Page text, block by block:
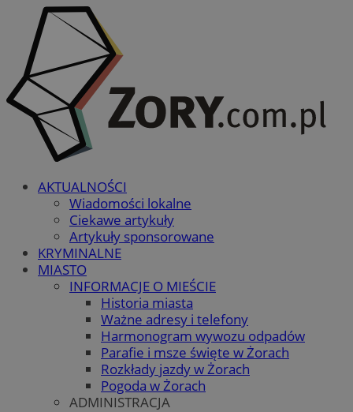
AKTUALNOŚCI
Wiadomości lokalne
Ciekawe artykuły
Artykuły sponsorowane
KRYMINALNE
MIASTO
INFORMACJE O MIEŚCIE
Historia miasta
Ważne adresy i telefony
Harmonogram wywozu odpadów
Parafie i msze święte w Żorach
Rozkłady jazdy w Żorach
Pogoda w Żorach
ADMINISTRACJA